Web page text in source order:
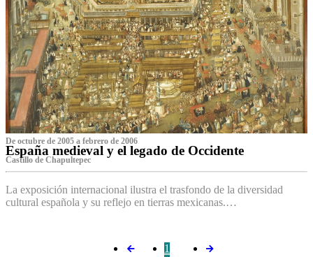
De octubre de 2005 a febrero de 2006
España medieval y el legado de Occidente
Castillo de Chapultepec
La exposición internacional ilustra el trasfondo de la diversidad
cultural española y su reflejo en tierras mexicanas.…
1